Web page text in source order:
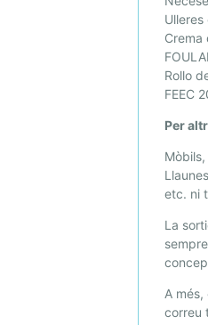
N
Y
O
L
E
Ulleres
Crema
Rollo
FEEC
Per
etc. ni
La
A més,
correu